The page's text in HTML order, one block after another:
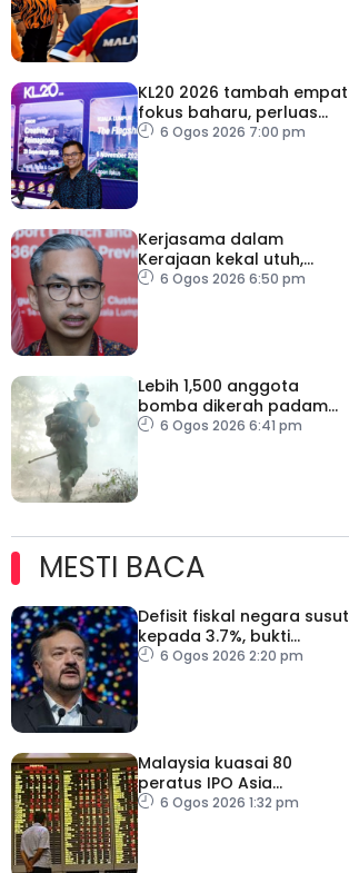
KL20 2026 tambah empat
fokus baharu, perluas
tumpuan ke lapan sektor
6 Ogos 2026 7:00 pm
Kerjasama dalam
Kerajaan kekal utuh,
stabil6 Ogos 2026 6:50 pm
Lebih 1,500 anggota
bomba dikerah padam
kebakaran di Washington
6 Ogos 2026 6:41 pm
MESTI BACA
Defisit fiskal negara susut
kepada 3.7%, bukti
keyakinan pelabur masih
6 Ogos 2026 2:20 pm
Malaysia kuasai 80
peratus IPO Asia
Tenggara, kumpul AS$1.4
6 Ogos 2026 1:32 pm